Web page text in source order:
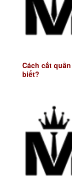
Cách cắt
biết?